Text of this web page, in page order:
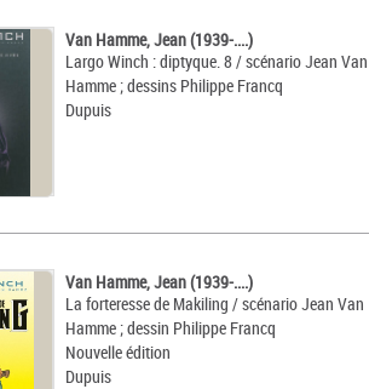
Van Hamme, Jean (1939-....)
Largo Winch : diptyque. 8 / scénario Jean Van
Hamme ; dessins Philippe Francq
Dupuis
Van Hamme, Jean (1939-....)
La forteresse de Makiling / scénario Jean Van
Hamme ; dessin Philippe Francq
Nouvelle édition
Dupuis